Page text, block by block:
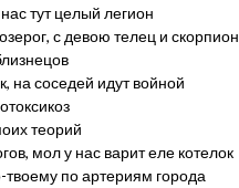
тут целый легион
с девою телец и скорпион
на соседей идут войной
теорий
мол у нас варит еле котелок
по артериям города